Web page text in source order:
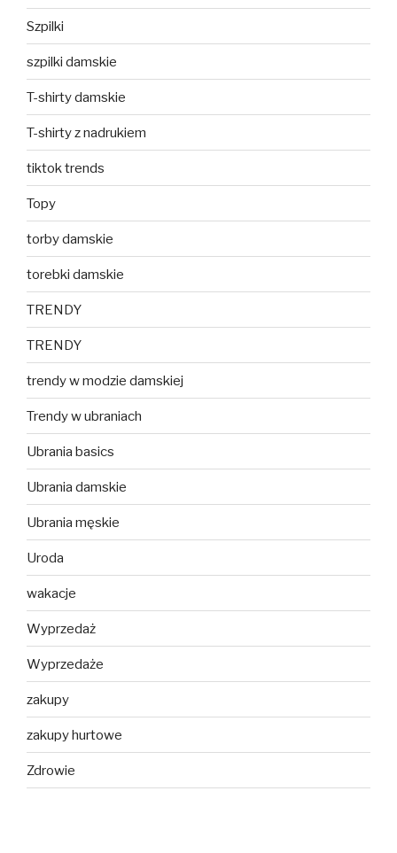
Szpilki
szpilki damskie
T-shirty damskie
T-shirty z nadrukiem
tiktok trends
Topy
torby damskie
torebki damskie
TRENDY
TRENDY
trendy w modzie damskiej
Trendy w ubraniach
Ubrania basics
Ubrania damskie
Ubrania męskie
Uroda
wakacje
Wyprzedaż
Wyprzedaże
zakupy
zakupy hurtowe
Zdrowie